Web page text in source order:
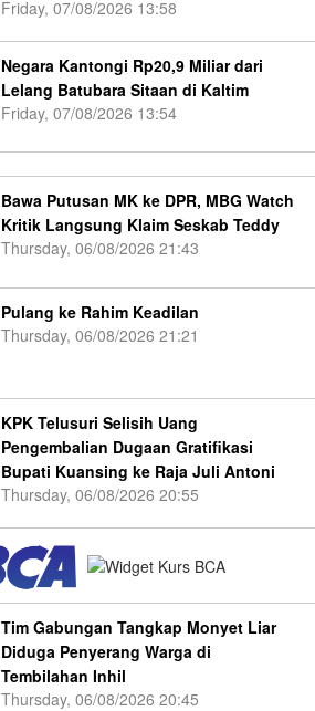
Friday, 07/08/2026 13:58
Negara Kantongi Rp20,9 Miliar dari
Lelang Batubara Sitaan di Kaltim
Friday, 07/08/2026 13:54
Bawa Putusan MK ke DPR, MBG Watch
Kritik Langsung Klaim Seskab Teddy
Thursday, 06/08/2026 21:43
Pulang ke Rahim Keadilan
Thursday, 06/08/2026 21:21
KPK Telusuri Selisih Uang
Pengembalian Dugaan Gratifikasi
Bupati Kuansing ke Raja Juli Antoni
Thursday, 06/08/2026 20:55
Tim Gabungan Tangkap Monyet Liar
Diduga Penyerang Warga di
Tembilahan Inhil
Thursday, 06/08/2026 20:45